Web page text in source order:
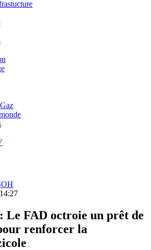
Le FAD octroie un prêt de
renforcer la